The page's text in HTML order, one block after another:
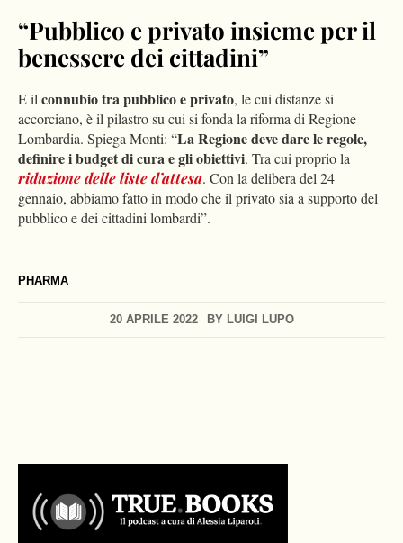
PHARMA
20 APRILE 2022 BY LUIGI LUPO
“Pubblico e privato insieme per il
benessere dei cittadini”
E il connubio tra pubblico e privato, le cui distanze si
accorciano, è il pilastro su cui si fonda la riforma di Regione
Lombardia. Spiega Monti: “La Regione deve dare le regole,
definire i budget di cura e gli obiettivi. Tra cui proprio la
riduzione delle liste d’attesa. Con la delibera del 24
gennaio, abbiamo fatto in modo che il privato sia a supporto del
pubblico e dei cittadini lombardi”.